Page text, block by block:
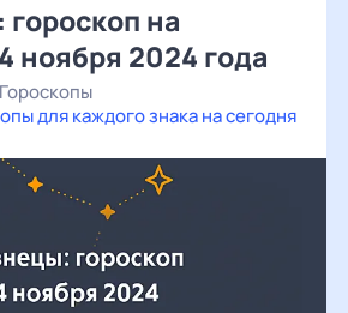
на
ноября 2024 года
Гороскопы
для каждого знака на сегодня